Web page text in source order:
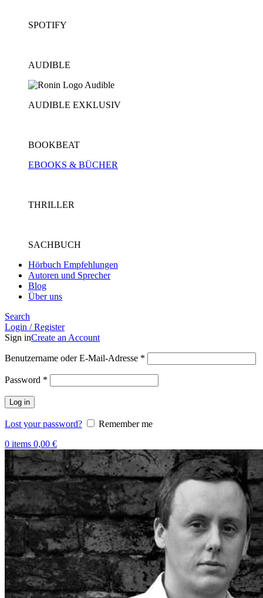
SPOTIFY
AUDIBLE
AUDIBLE EXKLUSIV
BOOKBEAT
EBOOKS & BÜCHER
THRILLER
SACHBUCH
Hörbuch Empfehlungen
Autoren und Sprecher
Blog
Über uns
Search
Login / Register
Sign inCreate an Account
Benutzername oder E-Mail-Adresse *
Password *
Log in
Lost your password?
Remember me
0 items 0,00 €